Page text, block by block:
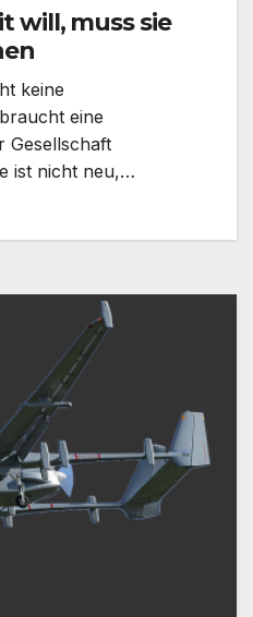
will, muss sie
keine
eine
Gesellschaft
ist nicht neu,…